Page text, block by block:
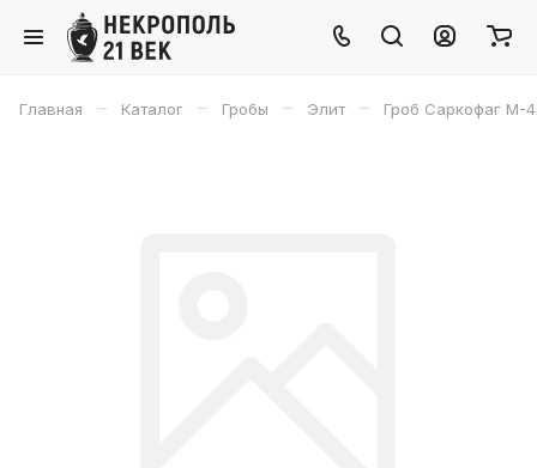
Главная – Каталог – Гробы – Элит – Гроб Саркофаг М-4